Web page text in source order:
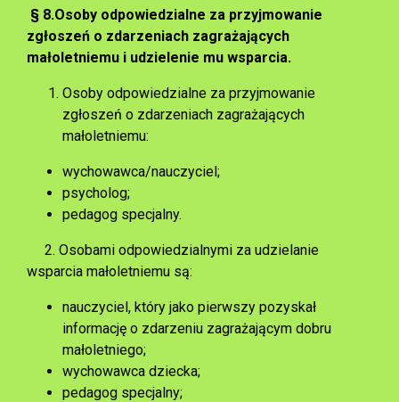
§ 8.Osoby odpowiedzialne za przyjmowanie
zgłoszeń o zdarzeniach zagrażających
małoletniemu i udzielenie mu wsparcia.
Osoby odpowiedzialne za przyjmowanie
zgłoszeń o zdarzeniach zagrażających
małoletniemu:
wychowawca/nauczyciel;
psycholog;
pedagog specjalny.
2. Osobami odpowiedzialnymi za udzielanie
wsparcia małoletniemu są:
nauczyciel, który jako pierwszy pozyskał
informację o zdarzeniu zagrażającym dobru
małoletniego;
wychowawca dziecka;
pedagog specjalny;